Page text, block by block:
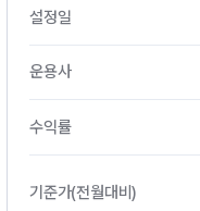
설정일
운용사
수익률
기준가(전월대비)